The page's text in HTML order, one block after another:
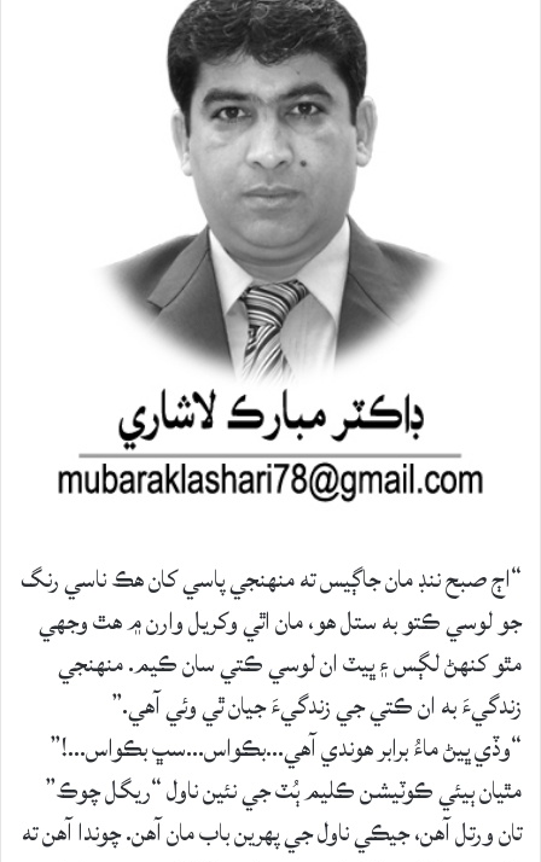
“اڄ صبح ننڊ مان جاڳيس ته منهنجي پاسي کان هڪ ناسي رنگ
جو لوسي ڪتو به ستل هو، مان اٿي وکريل وارن ۾ هٿ وجهي
مٿو کنهڻ لڳس ۽ ڀيٽ ان لوسي ڪتي سان ڪيم. منهنجي
زندگيءَ به ان ڪتي جي زندگيءَ جيان ٿي وئي آهي.”
“وڏي ڀيڻ ماءُ برابر هوندي آهي…بڪواس…سڀ بڪواس…!”
مٿيان ٻيئي ڪوٽيشن ڪليم ٻُٽ جي نئين ناول “ريگل چوڪ”
تان ورتل آهن، جيڪي ناول جي پهرين باب مان آهن. چوندا آهن ته